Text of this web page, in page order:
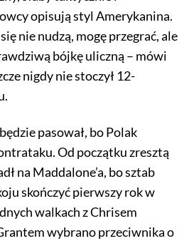
opisują styl Amerykanina.
nie nudzą, mogę przegrać, ale
bójkę uliczną – mówi
nigdy nie stoczył 12-
pasował, bo Polak
Od początku zresztą
na Maddalone’a, bo sztab
skończyć pierwszy rok w
walkach z Chrisem
wybrano przeciwnika o